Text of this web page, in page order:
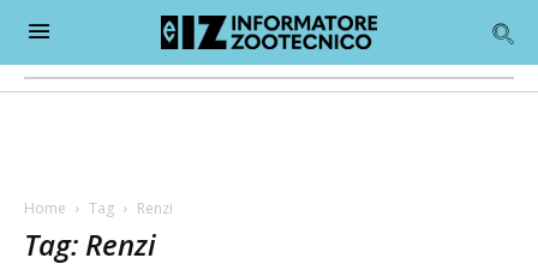
Home Tag Renzi
Tag: Renzi